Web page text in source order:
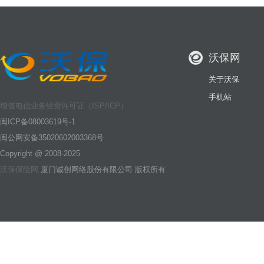
增值电信业务经营许可证（ISP/ICP）
闽ICP备08003619号-1
闽公网安备35020602003368号
Copyright @ 2008-2025
沃保保险网 厦门诚创网络股份有限公司 版权所有
沃保网
关于沃保
手机站